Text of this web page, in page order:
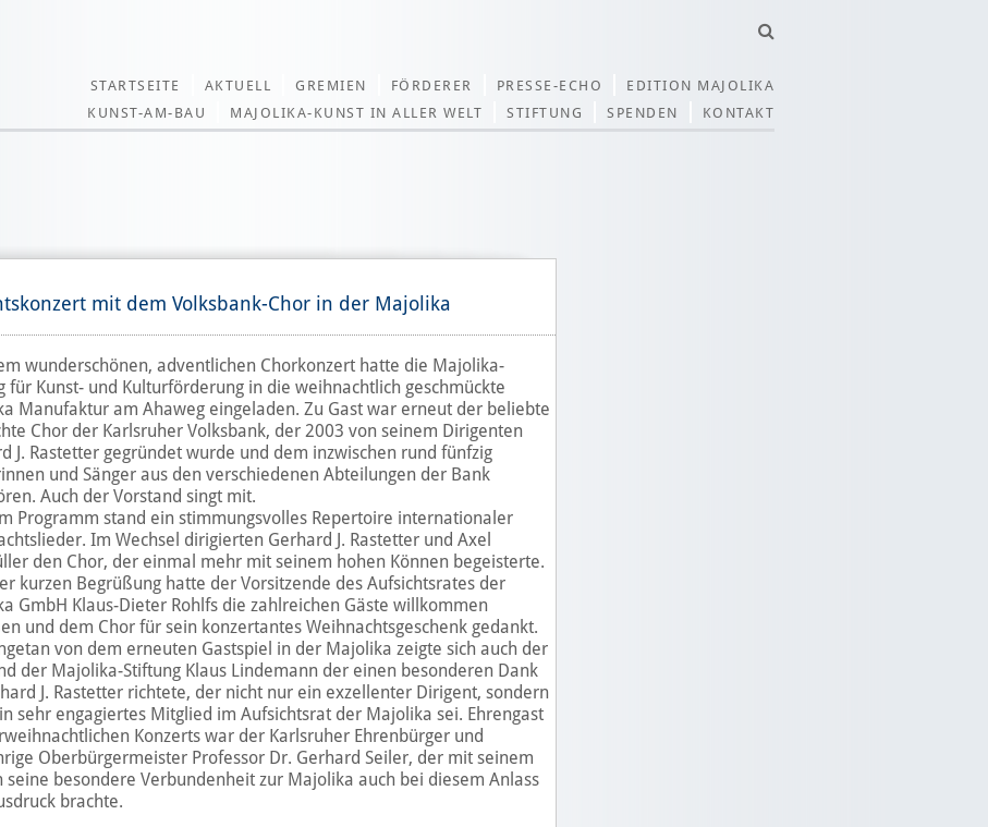
STARTSEITE AKTUELL GREMIEN FÖRDERER PRESSE-ECHO
EDITION MAJOLIKA
KUNST-AM-BAU
MAJOLIKA-KUNST IN ALLER WELT STIFTUNG SPENDEN KONTAKT
mit dem Volksbank-Chor in der Majolika
wunderschönen, adventlichen Chorkonzert hatte die Majolika-
für Kunst- und Kulturförderung in die weihnachtlich geschmückte
Manufaktur am Ahaweg eingeladen. Zu Gast war erneut der beliebte
Chor der Karlsruher Volksbank, der 2003 von seinem Dirigenten
J. Rastetter gegründet wurde und dem inzwischen rund fünfzig
und Sänger aus den verschiedenen Abteilungen der Bank
Auch der Vorstand singt mit.
Programm stand ein stimmungsvolles Repertoire internationaler
Im Wechsel dirigierten Gerhard J. Rastetter und Axel
den Chor, der einmal mehr mit seinem hohen Können begeisterte.
kurzen Begrüßung hatte der Vorsitzende des Aufsichtsrates der
GmbH Klaus-Dieter Rohlfs die zahlreichen Gäste willkommen
und dem Chor für sein konzertantes Weihnachtsgeschenk gedankt.
von dem erneuten Gastspiel in der Majolika zeigte sich auch der
der Majolika-Stiftung Klaus Lindemann der einen besonderen Dank
J. Rastetter richtete, der nicht nur ein exzellenter Dirigent, sondern
sehr engagiertes Mitglied im Aufsichtsrat der Majolika sei. Ehrengast
Konzerts war der Karlsruher Ehrenbürger und
Oberbürgermeister Professor Dr. Gerhard Seiler, der mit seinem
seine besondere Verbundenheit zur Majolika auch bei diesem Anlass
brachte.